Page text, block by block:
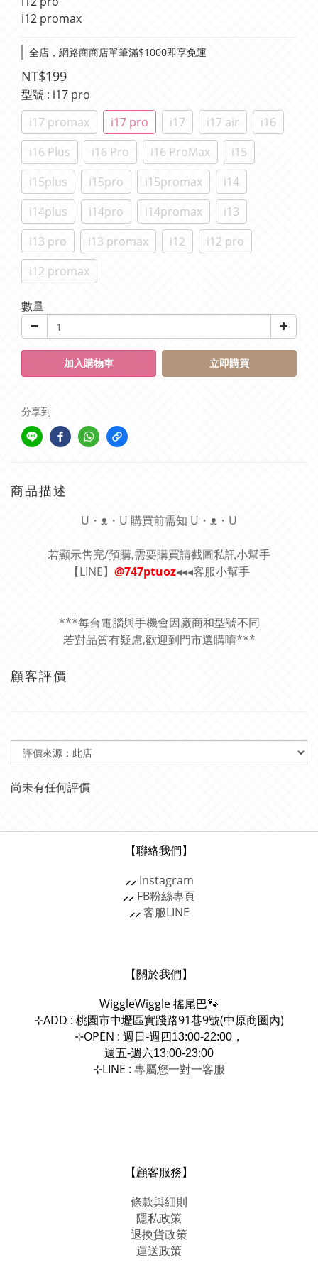
i12 promax
全店，網路商商店單筆滿$1000即享免運
NT$199
型號 : i17 pro
i17 promax
i17 pro i17 i17 air
i16
i16 Plus
i16 Pro i16 ProMax
i15
i15plus
i15pro i15promax
i14
i14plus
i14pro i14promax
i13
i13 pro
i13 promax i12
i12 pro
i12 promax
數量
加入購物車 立即購買
分享到
商品描述
U・ᴥ・U 購買前需知 U・ᴥ・U
若顯示售完/預購,需要購買請截圖私訊小幫手
【LINE】 @747ptuoz◂◂◂客服小幫手
***每台電腦與手機會因廠商和型號不同
若對品質有疑慮,歡迎到門市選購唷***
顧客評價
尚未有任何評價
【聯絡我們】
⸝⸝ Instagram
⸝⸝ FB粉絲專頁
⸝⸝客服LINE
【關於我們】
WiggleWiggle搖尾巴🐾
⊹ADD : 桃園市中壢區實踐路91巷9號(中原商圈內)
⊹OPEN : 週日-週四13:00-22:00，
週五-週六13:00-23:00
⊹LINE : 專屬您一對一客服
【顧客服務】
條款與細則
隱私政策
退換貨政策
運送政策